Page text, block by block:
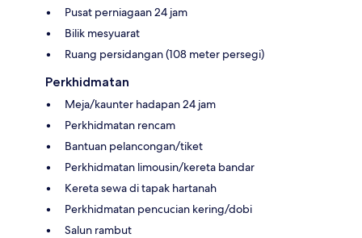
Pusat perniagaan 24 jam
Bilik mesyuarat
Ruang persidangan (108 meter persegi)
Perkhidmatan
Meja/kaunter hadapan 24 jam
Perkhidmatan rencam
Bantuan pelancongan/tiket
Perkhidmatan limousin/kereta bandar
Kereta sewa di tapak hartanah
Perkhidmatan pencucian kering/dobi
Salun rambut